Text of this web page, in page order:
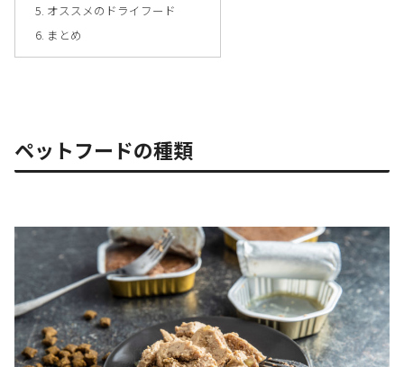
オススメのドライフード
まとめ
ペットフードの種類